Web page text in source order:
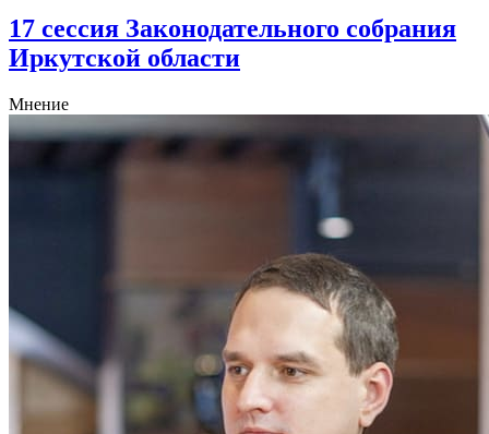
17 сессия Законодательного собрания
Иркутской области
Мнение